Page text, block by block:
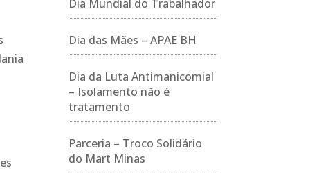
Dia Mundial do Trabalhador
Dia das Mães – APAE BH
Dia da Luta Antimanicomial
– Isolamento não é
tratamento
Parceria – Troco Solidário
do Mart Minas